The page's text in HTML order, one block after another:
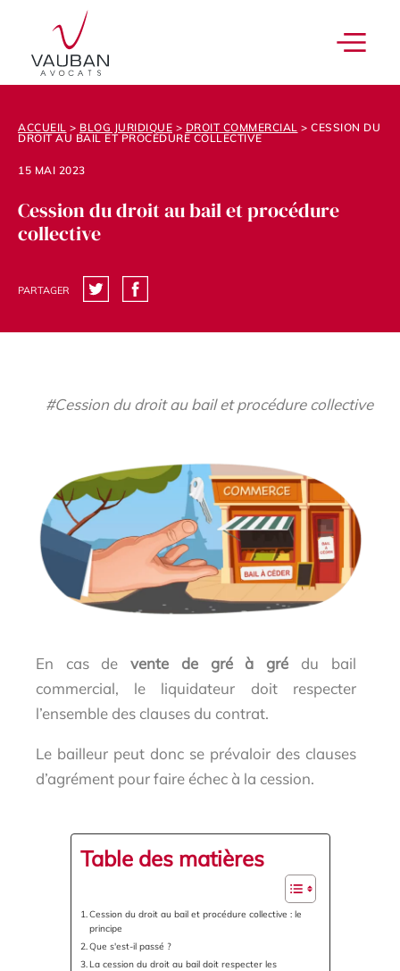
ACCUEIL > BLOG JURIDIQUE > DROIT COMMERCIAL > CESSION DU
DROIT AU BAIL ET PROCÉDURE COLLECTIVE
15 MAI 2023
Cession du droit au bail et procédure
collective
PARTAGER
#Cession du droit au bail et procédure collective
En cas de vente de gré à gré du bail
commercial, le liquidateur doit respecter
l’ensemble des clauses du contrat.
Le bailleur peut donc se prévaloir des clauses
d’agrément pour faire échec à la cession.
Table des matières
Cession du droit au bail et procédure collective : le
principe
Que s'est-il passé ?
La cession du droit au bail doit respecter les